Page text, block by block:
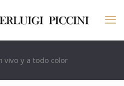
vivo y a todo color